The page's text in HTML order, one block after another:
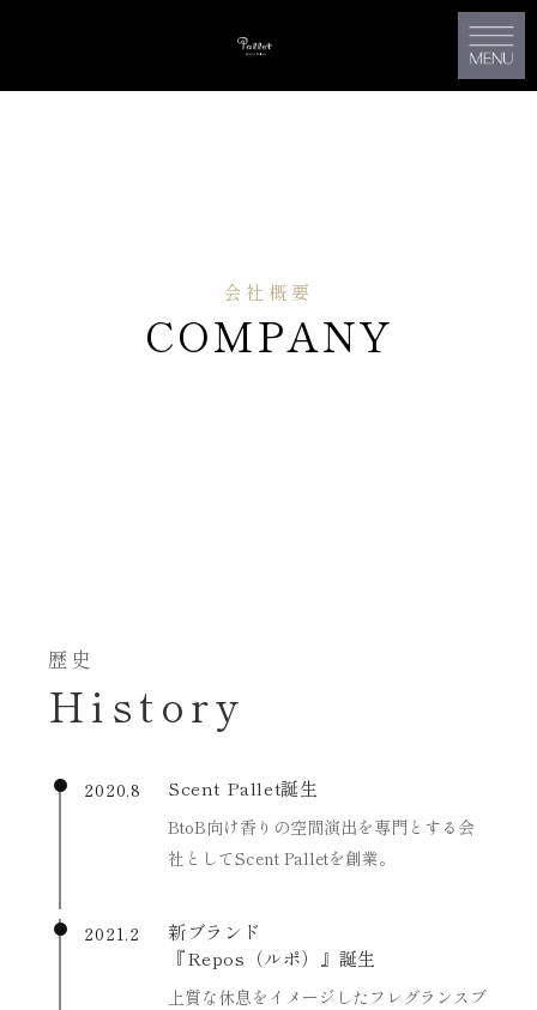
会社概要
COMPANY
歴史
History
2020.8 Scent Pallet誕生
BtoB向け香りの空間演出を専門とする会
社としてScent Palletを創業。
2021.2
新ブランド
『Repos（ルポ）』誕生
上質な休息をイメージしたフレグランスブ